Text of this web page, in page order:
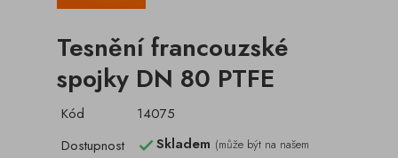
Tesnění francouzské
spojky DN 80 PTFE
Kód
14075
Dostupnost
Skladem (může být na našem